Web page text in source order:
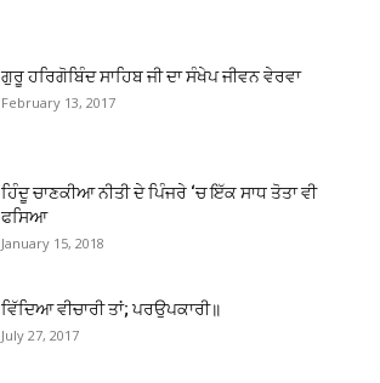
ਗੁਰੂ ਹਰਿਗੋਬਿੰਦ ਸਾਹਿਬ ਜੀ ਦਾ ਸੰਖੇਪ ਜੀਵਨ ਵੇਰਵਾ
February 13, 2017
ਹਿੰਦੂ ਚਾਣਕੀਆ ਨੀਤੀ ਦੇ ਪਿੰਜਰੇ ‘ਚ ਇੱਕ ਸਾਧ ਤੋਤਾ ਵੀ
ਫਸਿਆ
January 15, 2018
ਵਿੱਦਿਆ ਵੀਚਾਰੀ ਤਾਂ; ਪਰਉਪਕਾਰੀ॥
July 27, 2017